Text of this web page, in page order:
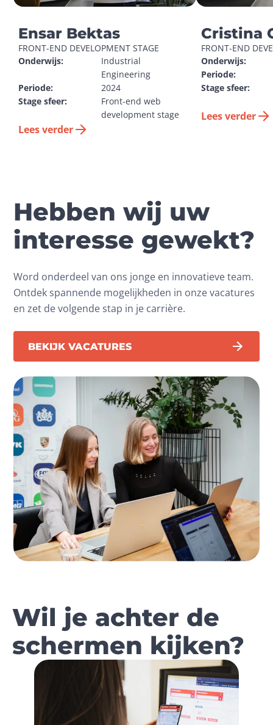
Ensar Bektas
FRONT-END DEVELOPMENT STAGE
Onderwijs:
Industrial
Engineering
Periode:
2024
Stage sfeer:
Front-end web
development stage
Lees verder
Cristina
FRONT-END
Onderwijs:
Periode:
Stage sfeer:
Lees verder
Hebben wij uw
interesse gewekt?
Word onderdeel van ons jonge en innovatieve team.
Ontdek spannende mogelijkheden in onze vacatures
en zet de volgende stap in je carrière.
BEKIJK VACATURES
Wil je achter de
schermen kijken?